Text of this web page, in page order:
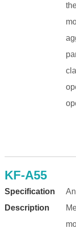
KF-A55
Specification
Description